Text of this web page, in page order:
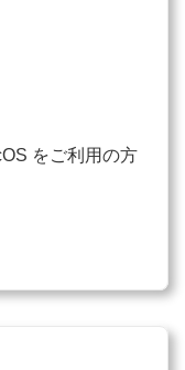
をご利用の方